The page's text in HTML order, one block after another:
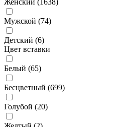
Мужской (74)
Детский (6)
Цвет вставки
Белый (65)
Бесцветный (699)
Голубой (20)